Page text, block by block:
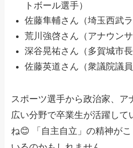
トボール選手）
佐藤隼輔さん（埼玉西武
荒川強啓さん（アナウンサ
深谷晃祐さん（多賀城市長
佐藤英道さん（衆議院議員
スポーツ選手から政治家、ア
広い分野で卒業生が活躍して
ね😊 「自主自立」の精神が